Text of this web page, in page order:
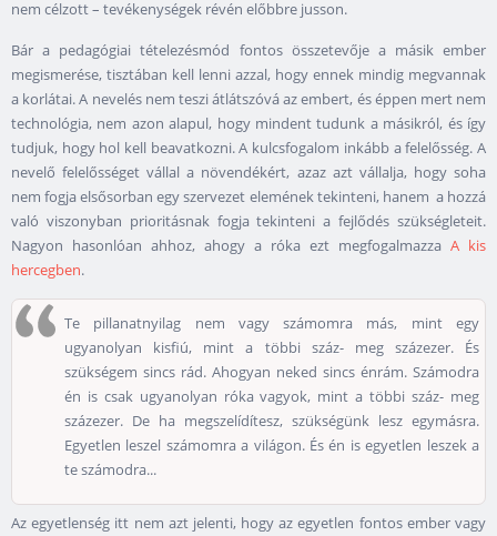
nem célzott – tevékenységek révén előbbre jusson.
Bár a pedagógiai tételezésmód fontos összetevője a másik ember
megismerése, tisztában kell lenni azzal, hogy ennek mindig megvannak
a korlátai. A nevelés nem teszi átlátszóvá az embert, és éppen mert nem
technológia, nem azon alapul, hogy mindent tudunk a másikról, és így
tudjuk, hogy hol kell beavatkozni. A kulcsfogalom inkább a felelősség. A
nevelő felelősséget vállal a növendékért, azaz azt vállalja, hogy soha
nem fogja elsősorban egy szervezet elemének tekinteni, hanem a hozzá
való viszonyban prioritásnak fogja tekinteni a fejlődés szükségleteit.
Nagyon hasonlóan ahhoz, ahogy a róka ezt megfogalmazza A kis
hercegben.
Te pillanatnyilag nem vagy számomra más, mint egy
ugyanolyan kisfiú, mint a többi száz- meg százezer. És
szükségem sincs rád. Ahogyan neked sincs énrám. Számodra
én is csak ugyanolyan róka vagyok, mint a többi száz- meg
százezer. De ha megszelídítesz, szükségünk lesz egymásra.
Egyetlen leszel számomra a világon. És én is egyetlen leszek a
te számodra...
Az egyetlenség itt nem azt jelenti, hogy az egyetlen fontos ember vagy